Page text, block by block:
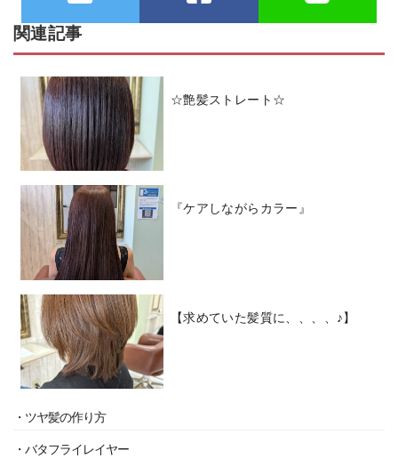
関連記事
☆艶髪ストレート☆
『ケアしながらカラー』
【求めていた髪質に、、、、♪】
・ツヤ髪の作り方
・バタフライレイヤー